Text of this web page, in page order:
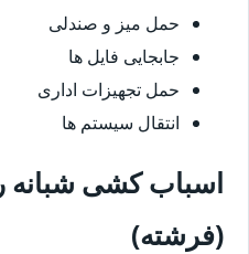
حمل میز و صندلی
جابجایی فایل ها
حمل تجهیزات اداری
انتقال سیستم ها
اسباب کشی شبانه
(فرشته)